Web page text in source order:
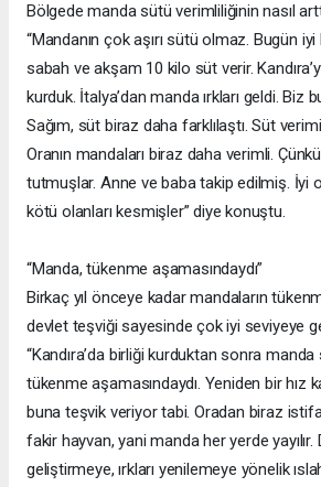
Bölgede manda sütü verimliliğinin nasıl
“Mandanın çok aşırı sütü olmaz. Bugün
sabah ve akşam 10 kilo süt verir.
kurduk. İtalya’dan manda ırkları geldi. Biz
Sağım, süt biraz daha farklılaştı. Süt
Oranın mandaları biraz daha verimli.
tutmuşlar. Anne ve baba takip edilmiş. İyi
kötü olanları kesmişler” diye konuştu.
“Manda, tükenme aşamasındaydı”
Birkaç yıl önceye kadar mandaların
devlet teşviği sayesinde çok iyi seviyeye
“Kandıra’da birliği kurduktan sonra manda
tükenme aşamasındaydı. Yeniden bir hız
buna teşvik veriyor tabi. Oradan biraz
fakir hayvan, yani manda her yerde yayılır.
geliştirmeye, ırkları yenilemeye yönelik